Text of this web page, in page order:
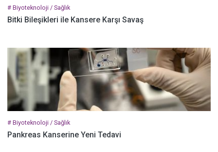
# Biyoteknoloji / Sağlık
Bitki Bileşikleri ile Kansere Karşı Savaş
# Biyoteknoloji / Sağlık
Pankreas Kanserine Yeni Tedavi